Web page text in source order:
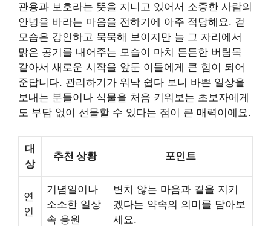
관용과 보호라는 뜻을 지니고 있어서 소중한 사람의
안녕을 바라는 마음을 전하기에 아주 적당해요. 겉
모습은 강인하고 묵묵해 보이지만 늘 그 자리에서
맑은 공기를 내어주는 모습이 마치 든든한 버팀목
같아서 새로운 시작을 앞둔 이들에게 큰 힘이 되어
준답니다. 관리하기가 워낙 쉽다 보니 바쁜 일상을
보내는 분들이나 식물을 처음 키워보는 초보자에게
도 부담 없이 선물할 수 있다는 점이 큰 매력이에요.
대
상
추천 상황 포인트
연
인
기념일이나
소소한 일상
속 응원
변치 않는 마음과 곁을 지키
겠다는 약속의 의미를 담아보
세요.